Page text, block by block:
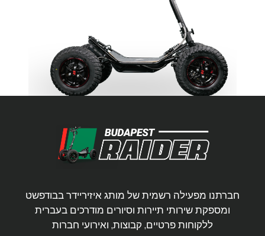
חברתנו מפעילה רשמית של מותג איזיריידר בבודפשט
ומספקת שירותי תיירות וסיורים מודרכים בעברית
ללקוחות פרטיים, קבוצות, ואירועי חברות